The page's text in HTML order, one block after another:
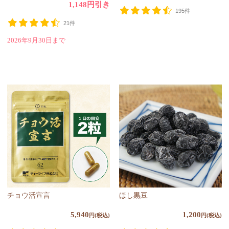
1,148円引き
21件
2026年9月30日まで
195件
チョウ活宣言
5,940 円(税込)
ほし黒豆
1,200 円(税込)